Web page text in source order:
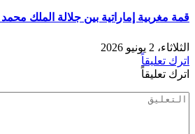
قمة مغربية إماراتية بين جلالة الملك
الثلاثاء، 2 يونيو 2026
اترك تعليقاً
اترك تعليقاً